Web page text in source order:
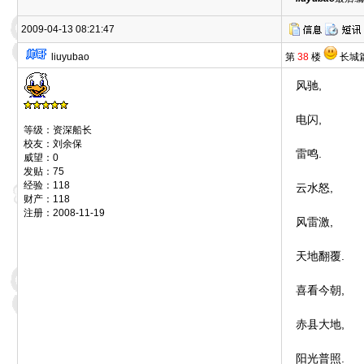
2009-04-13 08:21:47
liuyubao 第 38楼 长城
等级：资深船长
校友：刘余保
威望：0
发贴：75
经验：118
财产：118
注册：2008-11-19
风驰,
电闪,
雷鸣.
云水怒,
风雷激,
天地翻覆.
喜看今朝,
赤县大地,
阳光普照.